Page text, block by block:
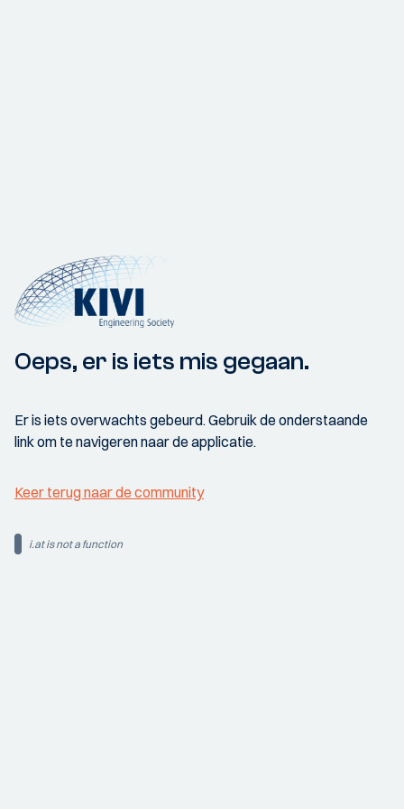
Oeps, er is iets mis gegaan.
Er is iets overwachts gebeurd. Gebruik de onderstaande
link om te navigeren naar de applicatie.
Keer terug naar de community
i.at is not a function